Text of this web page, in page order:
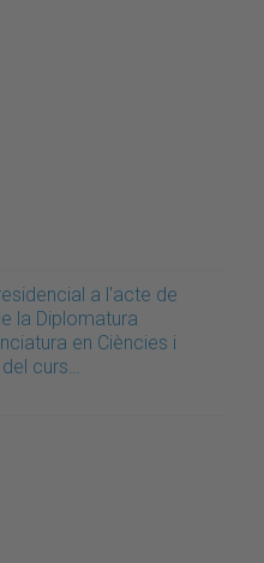
a l'acte de
la Diplomatura
en Ciències i
curs…